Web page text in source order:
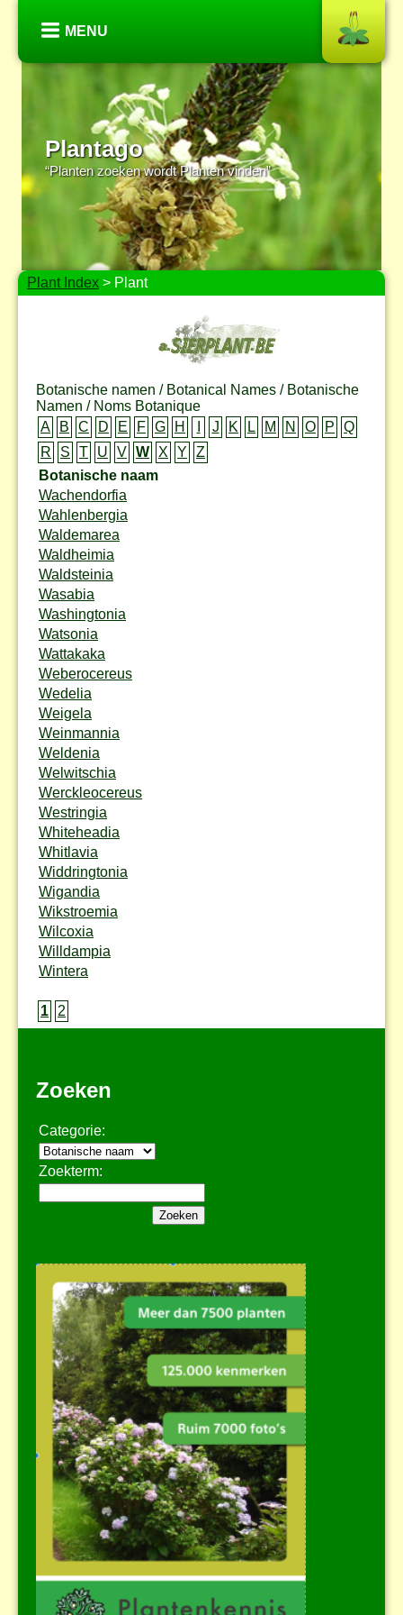
MENU
Plantago
“Planten zoeken wordt Planten vinden”
Plant Index > Plant
Botanische namen / Botanical Names / Botanische
Namen / Noms Botanique
A
B C D E F G H J K L M N O P
Q
R
S T U V W X Y
Z
Botanische naam
Wachendorfia
Wahlenbergia
Waldemarea
Waldheimia
Waldsteinia
Wasabia
Washingtonia
Watsonia
Wattakaka
Weberocereus
Wedelia
Weigela
Weinmannia
Weldenia
Welwitschia
Werckleocereus
Westringia
Whiteheadia
Whitlavia
Widdringtonia
Wigandia
Wikstroemia
Wilcoxia
Willdampia
Wintera
1 2
Zoeken
Categorie:
Zoekterm: